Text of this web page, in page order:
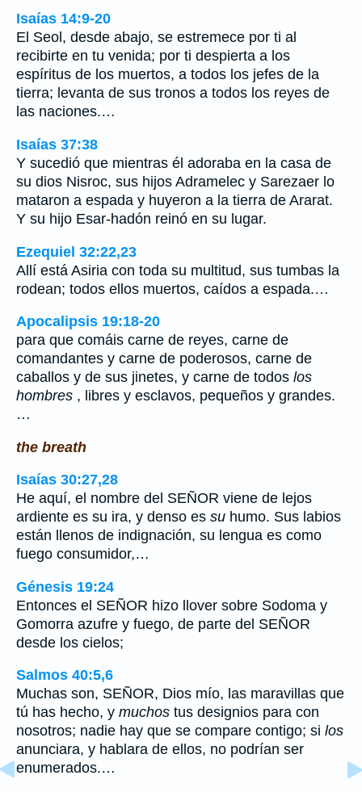
Isaías 14:9-20
El Seol, desde abajo, se estremece por ti al
recibirte en tu venida; por ti despierta a los
espíritus de los muertos, a todos los jefes de la
tierra; levanta de sus tronos a todos los reyes de
las naciones.…
Isaías 37:38
Y sucedió que mientras él adoraba en la casa de
su dios Nisroc, sus hijos Adramelec y Sarezaer lo
mataron a espada y huyeron a la tierra de Ararat.
Y su hijo Esar-hadón reinó en su lugar.
Ezequiel 32:22,23
Allí está Asiria con toda su multitud, sus tumbas la
rodean; todos ellos muertos, caídos a espada.…
Apocalipsis 19:18-20
para que comáis carne de reyes, carne de
comandantes y carne de poderosos, carne de
caballos y de sus jinetes, y carne de todos los
hombres , libres y esclavos, pequeños y grandes.
…
the breath
Isaías 30:27,28
He aquí, el nombre del SEÑOR viene de lejos
ardiente es su ira, y denso es su humo. Sus labios
están llenos de indignación, su lengua es como
fuego consumidor,…
Génesis 19:24
Entonces el SEÑOR hizo llover sobre Sodoma y
Gomorra azufre y fuego, de parte del SEÑOR
desde los cielos;
Salmos 40:5,6
Muchas son, SEÑOR, Dios mío, las maravillas que
tú has hecho, y muchos tus designios para con
nosotros; nadie hay que se compare contigo; si los
anunciara, y hablara de ellos, no podrían ser
enumerados.…